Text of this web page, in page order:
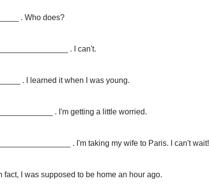
. Who does?
. I can't.
. I learned it when I was young.
. I'm getting a little worried.
. I'm taking my wife to Paris. I can't wait!
fact, I was supposed to be home an hour ago.